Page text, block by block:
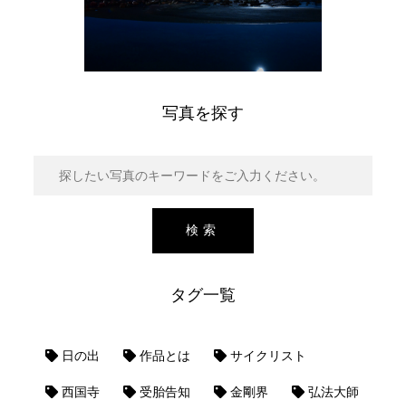
写真を探す
タグ一覧
日の出 作品とは サイクリスト
西国寺 受胎告知 金剛界 弘法大師